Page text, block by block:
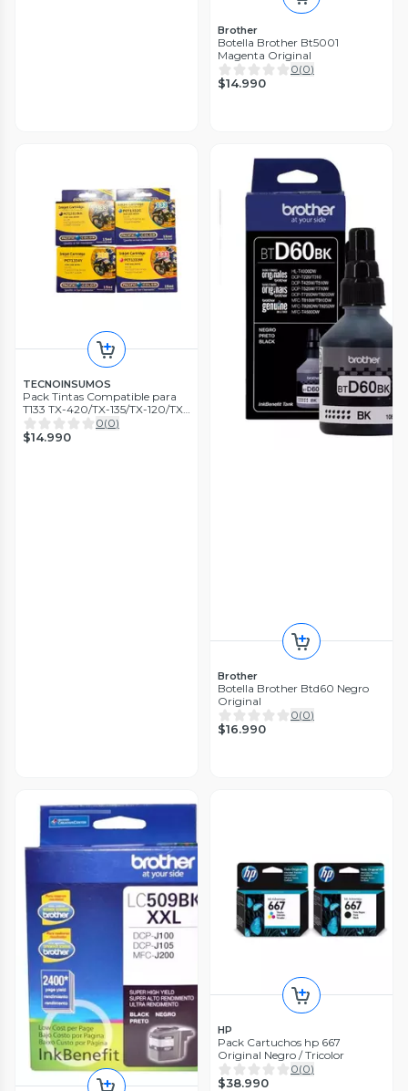
Brother
Botella Brother Bt5001
Magenta Original
0(0)
$14.990
TECNOINSUMOS
Pack Tintas Compatible para
T133 TX-420/TX-135/TX-120/TX-
235
0(0)
$14.990
Brother
Botella Brother Btd60 Negro
Original
0(0)
$16.990
HP
Pack Cartuchos hp 667
Original Negro / Tricolor
0(0)
$38.990